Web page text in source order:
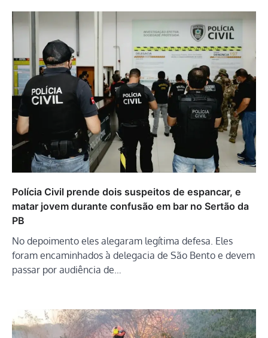
Polícia Civil prende dois suspeitos de espancar, e
matar jovem durante confusão em bar no Sertão da
PB
No depoimento eles alegaram legítima defesa. Eles
foram encaminhados à delegacia de São Bento e devem
passar por audiência de…